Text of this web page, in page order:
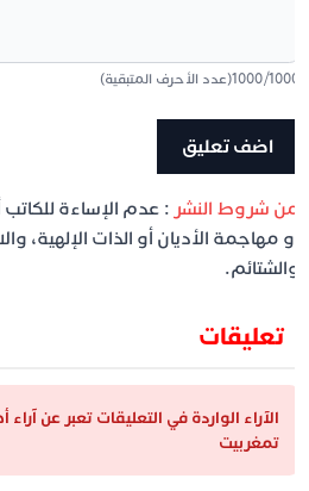
/
1000(عدد الأحرف المتبقية)
شروط النشر: عدم الإساءة للكاتب
مهاجمة الأديان أو الذات الإلهية،
تعليقات
الآراء الواردة في التعليقات تعبر عن آراء
تمغربيت